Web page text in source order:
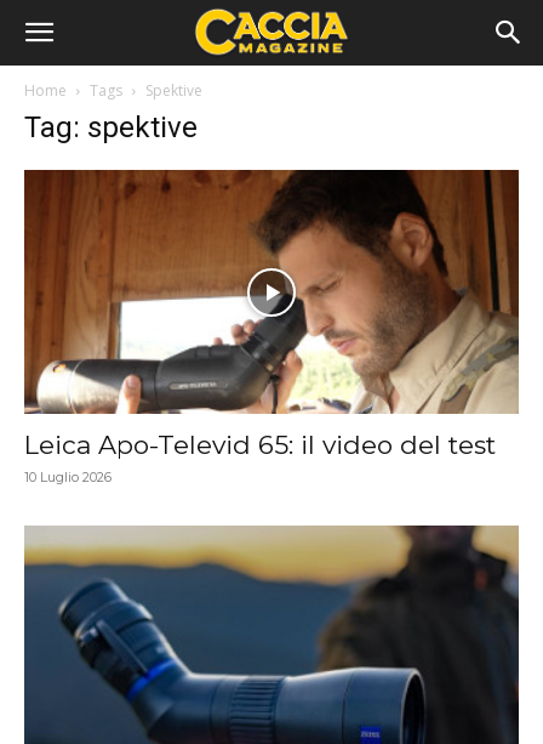
Home Tags Spektive
Tag: spektive
Leica Apo-Televid 65: il video del test
10 Luglio 2026